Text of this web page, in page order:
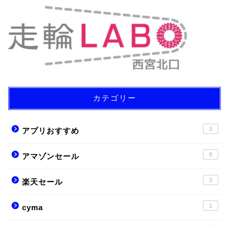
カテゴリー
アプリおすすめ 3
アマゾンセール 8
楽天セール 3
cyma 1